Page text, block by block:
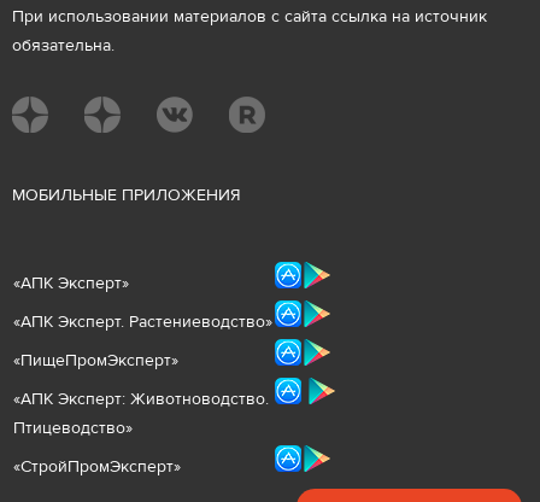
При использовании материалов с сайта ссылка на источник
обязательна.
МОБИЛЬНЫЕ ПРИЛОЖЕНИЯ
«АПК Эксперт»
«АПК Эксперт. Растениеводство»
«ПищеПромЭксперт»
«АПК Эксперт: Животноводство.
Птицеводство»
«СтройПромЭксперт»